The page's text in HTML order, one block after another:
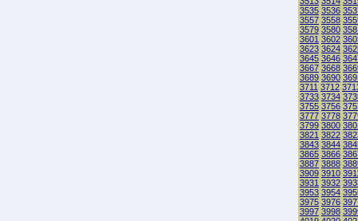
3535 3536
3557 3558
3579 3580
3601 3602
3623 3624
3645 3646
3667 3668
3689 3690
3711 3712
3733 3734
3755 3756
3777 3778
3799 3800
3821 3822
3843 3844
3865 3866
3887 3888
3909 3910
3931 3932
3953 3954
3975 3976
3997 3998